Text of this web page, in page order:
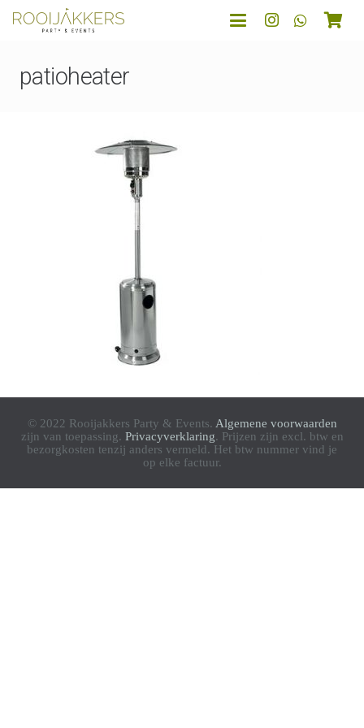
patioheater
© 2022 Rooijakkers Party & Events. Algemene voorwaarden
zijn van toepassing. Privacyverklaring. Prijzen zijn excl. btw en
bezorgkosten tenzij anders vermeld. Het btw nummer vind je
op elke factuur.